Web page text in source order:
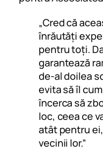
„Cred că
înrăutăți
pentru toți.
garantează
de-al doilea
evita să îl
încerca să
loc, ceea ce
atât pentru
vecinii lor.”